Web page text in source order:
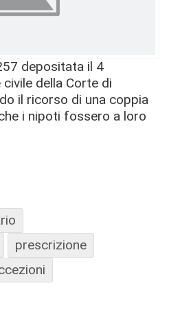
depositata il 4
della Corte di
il ricorso di una coppia
i nipoti fossero a loro
prescrizione